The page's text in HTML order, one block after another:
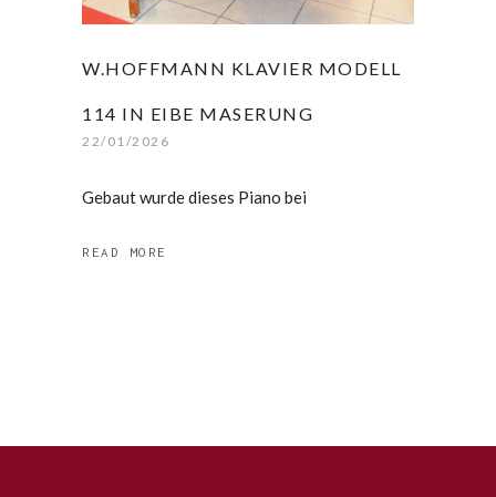
W.HOFFMANN KLAVIER MODELL
114 IN EIBE MASERUNG
22/01/2026
Gebaut wurde dieses Piano bei
READ MORE